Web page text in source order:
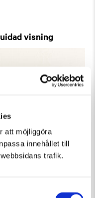
att möjliggöra
innehållet till
trafik.
visning